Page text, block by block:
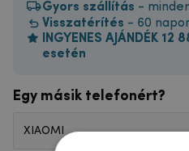
Gyors szállítás -
Visszatérítés - 60
INGYENES AJÁNDÉK
esetén
Egy másik telefonért?
XIAOMI